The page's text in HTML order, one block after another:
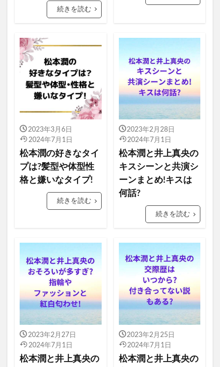
続きを読む
2023年3月6日
2024年7月1日
松本潤の好きなタイ
プは?髪型や体型性
格と嫌いなタイプ!
続きを読む
2023年2月28日
2024年7月1日
松本潤と井上真央の
キスシーンと共演シ
ーンまとめ!キスは
何話?
続きを読む
2023年2月27日
2024年7月1日
松本潤と井上真央の
2023年2月25日
2024年7月1日
松本潤と井上真央の